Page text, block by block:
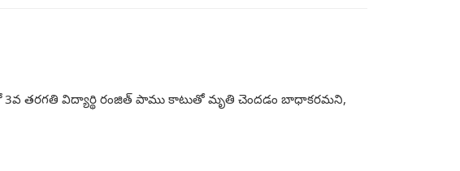
తరగతి విద్యార్థి రంజిత్ పాము కాటుతో మృతి చెందడం బాధాకరమని,